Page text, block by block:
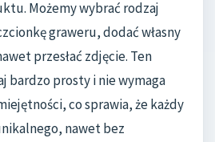
Możemy wybrać rodzaj
graweru, dodać własny
przesłać zdjęcie. Ten
bardzo prosty i nie wymaga
co sprawia, że każdy
nawet bez